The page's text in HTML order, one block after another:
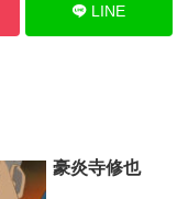
LINE
豪炎寺修也